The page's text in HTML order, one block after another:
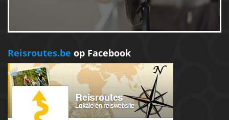
Reisroutes.be op Facebook